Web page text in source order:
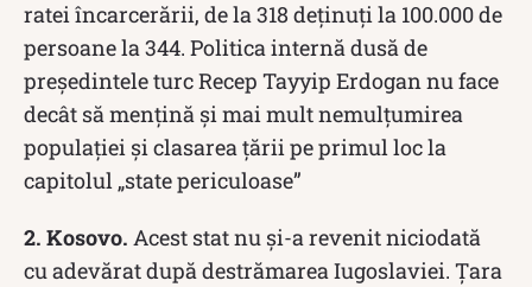
ratei încarcerării, de la 318 deținuți la 100.000 de
persoane la 344. Politica internă dusă de
președintele turc Recep Tayyip Erdogan nu face
decât să mențină și mai mult nemulțumirea
populației și clasarea țării pe primul loc la
capitolul „state periculoase”
2. Kosovo. Acest stat nu și-a revenit niciodată
cu adevărat după destrămarea Iugoslaviei. Țara